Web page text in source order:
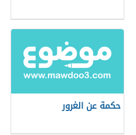
حكمة عن الغرور